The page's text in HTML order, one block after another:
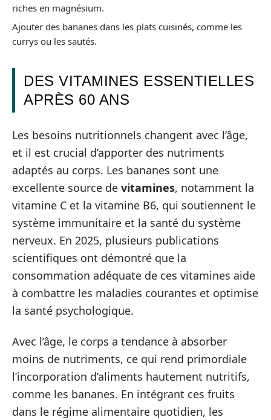
riches en magnésium.
Ajouter des bananes dans les plats cuisinés, comme les
currys ou les sautés.
DES VITAMINES ESSENTIELLES
APRÈS 60 ANS
Les besoins nutritionnels changent avec l’âge,
et il est crucial d’apporter des nutriments
adaptés au corps. Les bananes sont une
excellente source de vitamines, notamment la
vitamine C et la vitamine B6, qui soutiennent le
système immunitaire et la santé du système
nerveux. En 2025, plusieurs publications
scientifiques ont démontré que la
consommation adéquate de ces vitamines aide
à combattre les maladies courantes et optimise
la santé psychologique.
Avec l’âge, le corps a tendance à absorber
moins de nutriments, ce qui rend primordiale
l’incorporation d’aliments hautement nutritifs,
comme les bananes. En intégrant ces fruits
dans le régime alimentaire quotidien, les